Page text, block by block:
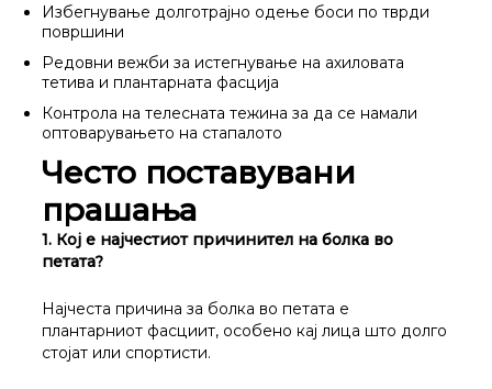
Избегнување долготрајно одење боси по тврди
површини
Редовни вежби за истегнување на ахиловата
тетива и плантарната фасција
Контрола на телесната тежина за да се намали
оптоварувањето на стапалото
Често поставувани
прашања
1. Кој е најчестиот причинител на болка во
петата?
Најчеста причина за болка во петата е
плантарниот фасциит, особено кај лица што долго
стојат или спортисти.